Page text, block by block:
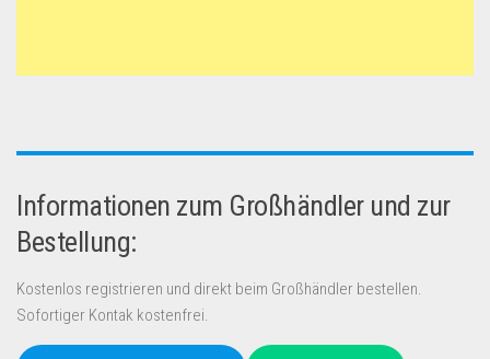
Informationen zum Großhändler und zur
Bestellung:
Kostenlos registrieren und direkt beim Großhändler bestellen.
Sofortiger Kontak kostenfrei.